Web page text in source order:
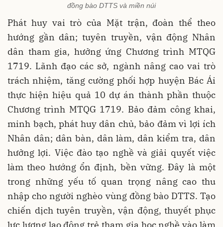
đồng bào DTTS và miền núi
Phát huy vai trò của Mặt trận, đoàn thể theo
hướng gần dân; tuyên truyền, vận động Nhân
dân tham gia, hưởng ứng Chương trình MTQG
1719. Lãnh đạo các sở, ngành nâng cao vai trò
trách nhiệm, tăng cường phối hợp huyện Bác Ái
thực hiện hiệu quả 10 dự án thành phần thuộc
Chương trình MTQG 1719. Bảo đảm công khai,
minh bạch, phát huy dân chủ, bảo đảm vì lợi ích
Nhân dân; dân bàn, dân làm, dân kiểm tra, dân
hưởng lợi. Việc đào tạo nghề và giải quyết việc
làm theo hướng ổn định, bền vững. Đây là một
trong những yếu tố quan trọng nâng cao thu
nhập cho người nghèo vùng đồng bào DTTS. Tạo
chiến dịch tuyên truyền, vận động, thuyết phục
lực lượng lao động trẻ tham gia học nghề vào làm